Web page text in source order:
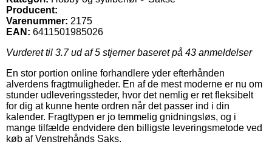
Producent:
Varenummer: 2175
EAN: 6411501985026
Vurderet til 3.7ud af 5 stjerner baseret på 43 anmeldelser
En stor portion online forhandlere yder efterhånden
alverdens fragtmuligheder. En af de mest moderne er nu om
stunder udleveringssteder, hvor det nemlig er ret fleksibelt
for dig at kunne hente ordren når det passer ind i din
kalender. Fragttypen er jo temmelig gnidningsløs, og i
mange tilfælde endvidere den billigste leveringsmetode ved
køb af Venstrehånds Saks.